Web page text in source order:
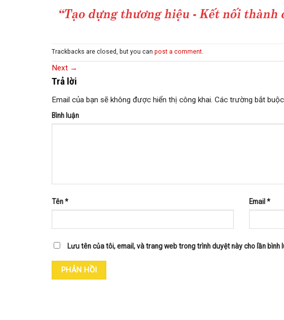
Trackbacks are closed, but you can post a comment.
Next →
Trả lời
Email của bạn sẽ không được hiển thị công khai. Các trường bắt
Bình luận
Tên* Email *
Lưu tên của tôi, email, và trang web trong trình duyệt này cho lần bình